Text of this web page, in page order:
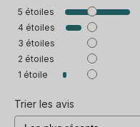
5 étoiles
4 étoiles
3 étoiles
2 étoiles
1 étoile
Trier les avis